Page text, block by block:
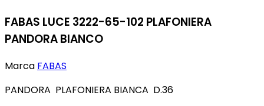
FABAS LUCE 3222-65-102 PLAFONIERA
PANDORA BIANCO
Marca FABAS
PANDORA PLAFONIERA BIANCA D.36